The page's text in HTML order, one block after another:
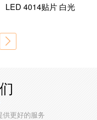
LED 4014贴片 白光
供更好的服务